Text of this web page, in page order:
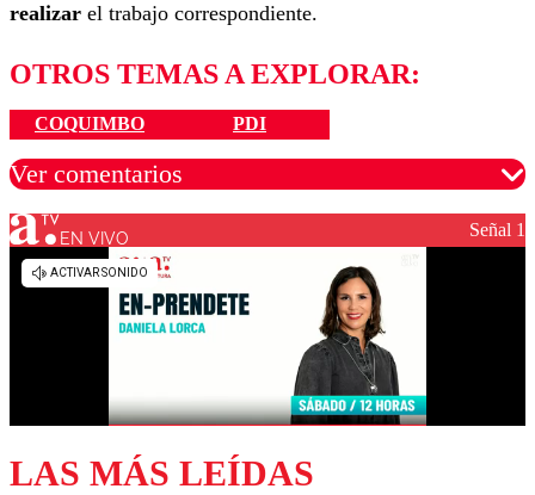
realizar el trabajo correspondiente.
OTROS TEMAS A EXPLORAR:
COQUIMBO PDI
Ver comentarios
Los comentarios son moderados para garantizar un
diálogo respetuoso.
EN VIVO Señal 1
LAS MÁS LEÍDAS